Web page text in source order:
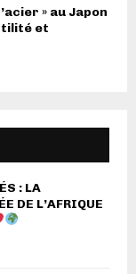
» au Japon
et
: LA
DE L’AFRIQUE